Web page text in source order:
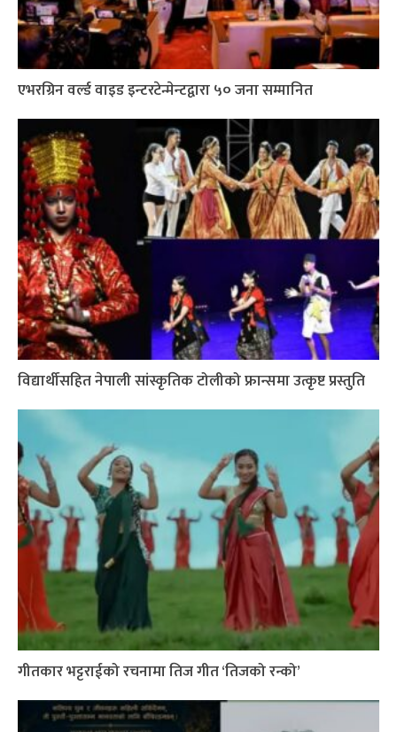
एभरग्रिन वर्ल्ड वाइड इन्टरटेन्मेन्टद्वारा ५० जना सम्मानित
विद्यार्थीसहित नेपाली सांस्कृतिक टोलीको फ्रान्समा उत्कृष्ट प्रस्तुति
गीतकार भट्टराईको रचनामा तिज गीत ‘तिजको रन्को’